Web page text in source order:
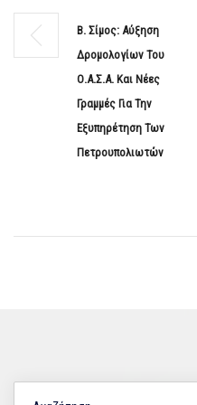
Β. Σίμος: Αύξηση
Δρομολογίων Του
Ο.Α.Σ.Α. Και Νέες
Γραμμές Για Την
Εξυπηρέτηση Των
Πετρουπολιωτών